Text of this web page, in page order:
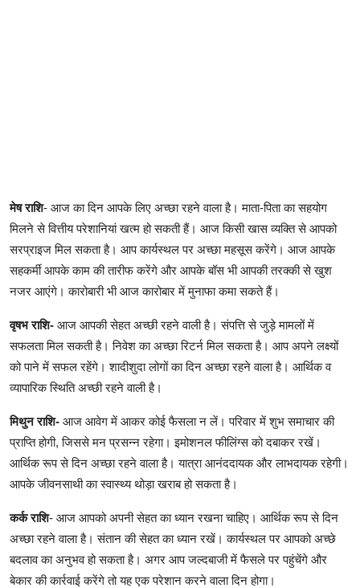
मेष राशि- आज का दिन आपके लिए अच्छा रहने वाला है। माता-पिता का सहयोग
मिलने से वित्तीय परेशानियां खत्म हो सकती हैं। आज किसी खास व्यक्ति से आपको
सरप्राइज मिल सकता है। आप कार्यस्थल पर अच्छा महसूस करेंगे। आज आपके
सहकर्मी आपके काम की तारीफ करेंगे और आपके बॉस भी आपकी तरक्की से खुश
नजर आएंगे। कारोबारी भी आज कारोबार में मुनाफा कमा सकते हैं।
वृषभ राशि- आज आपकी सेहत अच्छी रहने वाली है। संपत्ति से जुड़े मामलों में
सफलता मिल सकती है। निवेश का अच्छा रिटर्न मिल सकता है। आप अपने लक्ष्यों
को पाने में सफल रहेंगे। शादीशुदा लोगों का दिन अच्छा रहने वाला है। आर्थिक व
व्यापारिक स्थिति अच्छी रहने वाली है।
मिथुन राशि- आज आवेग में आकर कोई फैसला न लें। परिवार में शुभ समाचार की
प्राप्ति होगी, जिससे मन प्रसन्न रहेगा। इमोशनल फीलिंग्स को दबाकर रखें।
आर्थिक रूप से दिन अच्छा रहने वाला है। यात्रा आनंददायक और लाभदायक रहेगी।
आपके जीवनसाथी का स्वास्थ्य थोड़ा खराब हो सकता है।
कर्क राशि- आज आपको अपनी सेहत का ध्यान रखना चाहिए। आर्थिक रूप से दिन
अच्छा रहने वाला है। संतान की सेहत का ध्यान रखें। कार्यस्थल पर आपको अच्छे
बदलाव का अनुभव हो सकता है। अगर आप जल्दबाजी में फैसले पर पहुंचेंगे और
बेकार की कार्रवाई करेंगे तो यह एक परेशान करने वाला दिन होगा।